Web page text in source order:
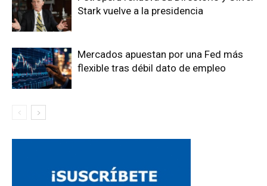
Stark vuelve a la presidencia
Mercados apuestan por una Fed más
flexible tras débil dato de empleo